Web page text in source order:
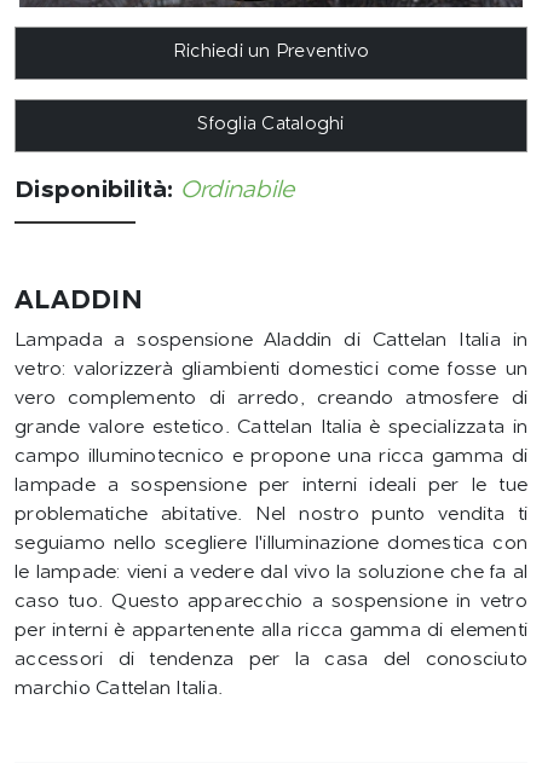
Richiedi un Preventivo
Sfoglia Cataloghi
Disponibilità: Ordinabile
ALADDIN
Lampada a sospensione Aladdin di Cattelan Italia in
vetro: valorizzerà gliambienti domestici come fosse un
vero complemento di arredo, creando atmosfere di
grande valore estetico. Cattelan Italia è specializzata in
campo illuminotecnico e propone una ricca gamma di
lampade a sospensione per interni ideali per le tue
problematiche abitative. Nel nostro punto vendita ti
seguiamo nello scegliere l'illuminazione domestica con
le lampade: vieni a vedere dal vivo la soluzione che fa al
caso tuo. Questo apparecchio a sospensione in vetro
per interni è appartenente alla ricca gamma di elementi
accessori di tendenza per la casa del conosciuto
marchio Cattelan Italia.